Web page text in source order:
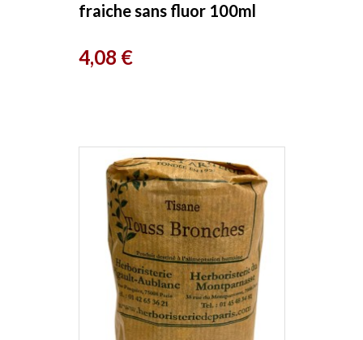
fraiche sans fluor 100ml
Prix
4,08 €